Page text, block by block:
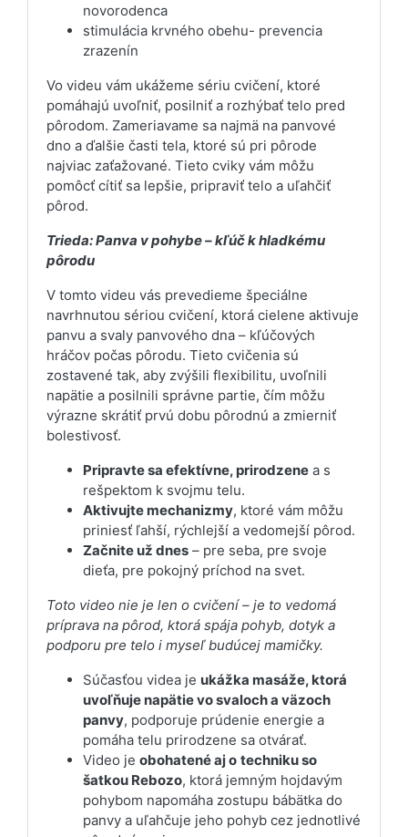
novorodenca
stimulácia krvného obehu- prevencia
zrazenín
Vo videu vám ukážeme sériu cvičení, ktoré
pomáhajú uvoľniť, posilniť a rozhýbať telo pred
pôrodom. Zameriavame sa najmä na panvové
dno a ďalšie časti tela, ktoré sú pri pôrode
najviac zaťažované. Tieto cviky vám môžu
pomôcť cítiť sa lepšie, pripraviť telo a uľahčiť
pôrod.
Trieda: Panva v pohybe – kľúč k hladkému
pôrodu
V tomto videu vás prevedieme špeciálne
navrhnutou sériou cvičení, ktorá cielene aktivuje
panvu a svaly panvového dna – kľúčových
hráčov počas pôrodu. Tieto cvičenia sú
zostavené tak, aby zvýšili flexibilitu, uvoľnili
napätie a posilnili správne partie, čím môžu
výrazne skrátiť prvú dobu pôrodnú a zmierniť
bolestivosť.
Pripravte sa efektívne, prirodzene a s
rešpektom k svojmu telu.
Aktivujte mechanizmy, ktoré vám môžu
priniesť ľahší, rýchlejší a vedomejší pôrod.
Začnite už dnes – pre seba, pre svoje
dieťa, pre pokojný príchod na svet.
Toto video nie je len o cvičení – je to vedomá
príprava na pôrod, ktorá spája pohyb, dotyk a
podporu pre telo i myseľ budúcej mamičky.
Súčasťou videa je ukážka masáže, ktorá
uvoľňuje napätie vo svaloch a väzoch
panvy, podporuje prúdenie energie a
pomáha telu prirodzene sa otvárať.
Video je obohatené aj o techniku so
šatkou Rebozo, ktorá jemným hojdavým
pohybom napomáha zostupu bábätka do
panvy a uľahčuje jeho pohyb cez jednotlivé